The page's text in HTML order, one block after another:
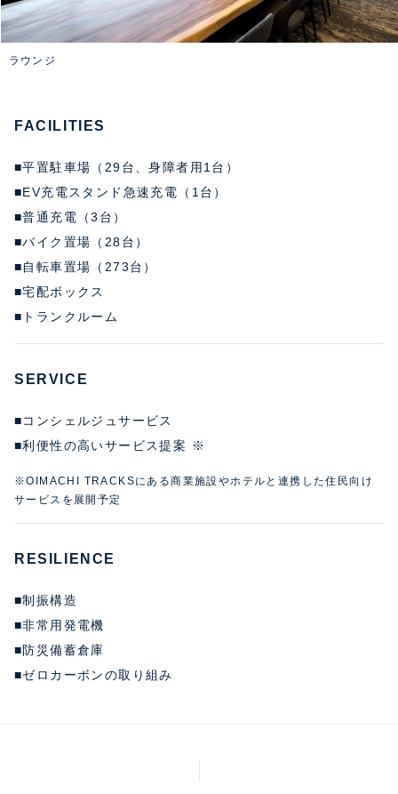
ラウンジ
FACILITIES
■平置駐車場（29台、身障者用1台）
■EV充電スタンド急速充電（1台）
■普通充電（3台）
■バイク置場（28台）
■自転車置場（273台）
■宅配ボックス
■トランクルーム
SERVICE
■コンシェルジュサービス
■利便性の高いサービス提案 ※
※OIMACHI TRACKSにある商業施設やホテルと連携した住民向け
サービスを展開予定
RESILIENCE
■制振構造
■非常用発電機
■防災備蓄倉庫
■ゼロカーボンの取り組み